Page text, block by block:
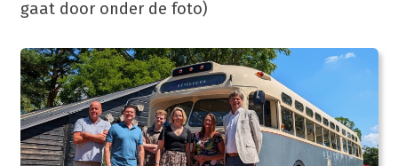
gaat door onder de foto)